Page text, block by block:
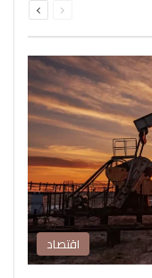
الصفحةالصفحة
اقتصاد